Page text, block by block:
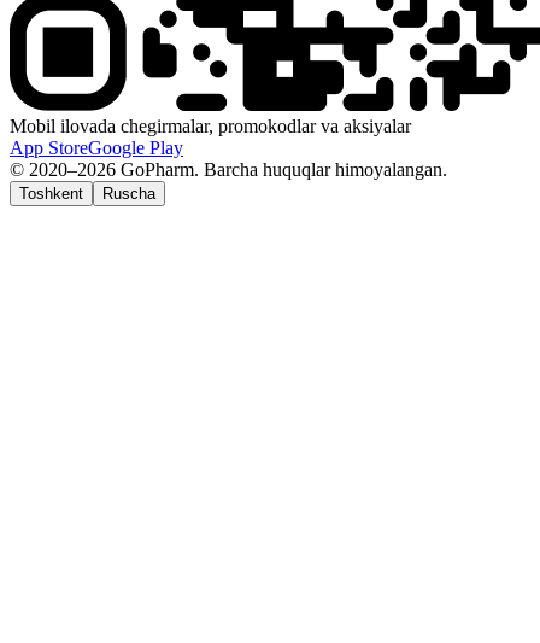
Mobil ilovada chegirmalar, promokodlar va aksiyalar
App StoreGoogle Play
© 2020–2026 GoPharm. Barcha huquqlar himoyalangan.
Toshkent Ruscha